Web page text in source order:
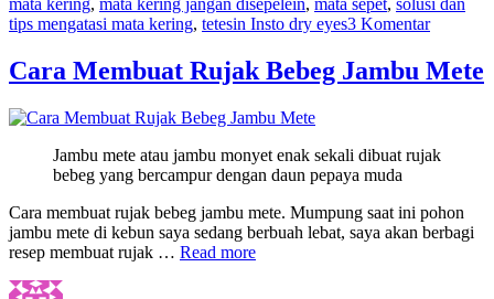
mata kering, mata kering jangan disepelein, mata sepet, solusi dan
tips mengatasi mata kering, tetesin Insto dry eyes3 Komentarpada
Aktivitas
Ibu
Mata
Cara Membuat Rujak Bebeg Jambu Mete
Jambu mete atau jambu monyet enak sekali dibuat rujak
bebeg yang bercampur dengan daun pepaya muda
Cara membuat rujak bebeg jambu mete. Mumpung saat ini pohon
jambu mete di kebun saya sedang berbuah lebat, saya akan berbagi
resep membuat rujak … Read more
Author